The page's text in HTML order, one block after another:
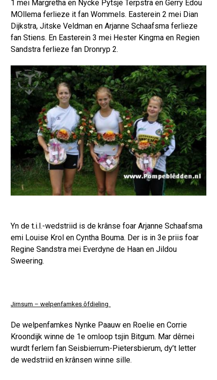
1 mei Margretha en Nycke Pytsje Terpstra en Gerry Edou
MOllema ferlieze it fan Wommels. Easterein 2 mei Dian
Dijkstra, Jitske Veldman en Arjanne Schaafsma ferlieze
fan Stiens. En Easterein 3 mei Hester Kingma en Regien
Sandstra ferlieze fan Dronryp 2.
Yn de t.i.l.-wedstriid is de krânse foar Arjanne Schaafsma
emi Louise Krol en Cyntha Bouma. Der is in 3e priis foar
Regine Sandstra mei Everdyne de Haan en Jildou
Sweering.
Jirnsum – welpenfamkes ôfdieling
De welpenfamkes Nynke Paauw en Roelie en Corrie
Kroondijk winne de 1e omloop tsjin Bitgum. Mar dêrnei
wurdt ferlern fan Seisbierrum-Pietersbierum, dy’t letter
de wedstriid en krânsen winne sille.